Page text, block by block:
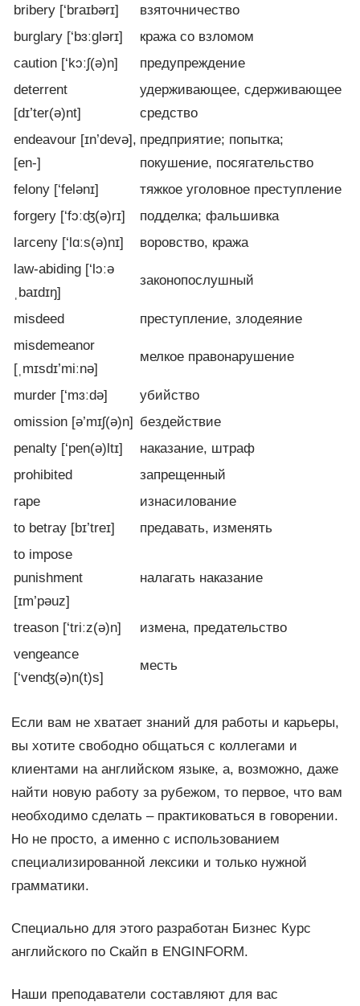
bribery [‘braɪbərɪ]
взяточничество
burglary [‘bɜːglərɪ]
кража со взломом
caution [‘kɔːʃ(ə)n]
предупреждение
deterrent
[dɪ’ter(ə)nt]
удерживающее, сдерживающее
средство
endeavour [ɪn’devə],
[en-]
предприятие; попытка;
покушение, посягательство
felony [‘felənɪ]
тяжкое уголовное преступление
forgery [‘fɔːʤ(ə)rɪ]
подделка; фальшивка
larceny [‘lɑːs(ə)nɪ]
воровство, кража
law-abiding [‘lɔːə
ˌbaɪdɪŋ]
законопослушный
misdeed
преступление, злодеяние
misdemeanor
[ˌmɪsdɪ’miːnə]
мелкое правонарушение
murder [‘mɜːdə]
убийство
omission [ə’mɪʃ(ə)n]
бездействие
penalty [‘pen(ə)ltɪ]
наказание, штраф
prohibited
запрещенный
rape
изнасилование
to betray [bɪ’treɪ]
предавать, изменять
to impose
punishment
[ɪm’pəuz]
налагать наказание
treason [‘triːz(ə)n]
измена, предательство
vengeance
[‘venʤ(ə)n(t)s]
месть
Если вам не хватает знаний для работы и карьеры,
вы хотите свободно общаться с коллегами и
клиентами на английском языке, а, возможно, даже
найти новую работу за рубежом, то первое, что вам
необходимо сделать – практиковаться в говорении.
Но не просто, а именно с использованием
специализированной лексики и только нужной
грамматики.
Специально для этого разработан Бизнес Курс
английского по Скайп в ENGINFORM.
Наши преподаватели составляют для вас